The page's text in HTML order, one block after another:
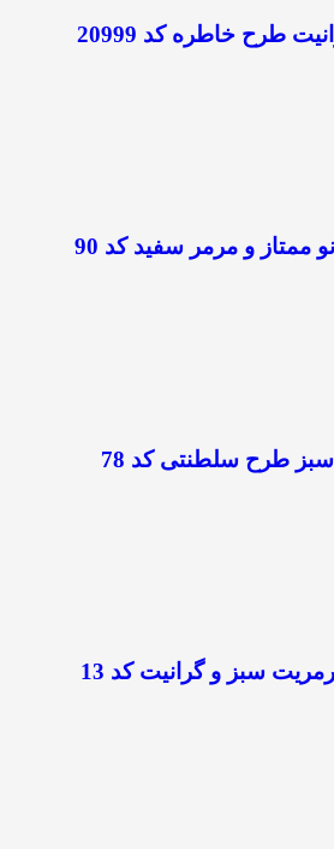
طرح خاطره کد 20999
ممتاز و مرمر سفید کد 90
طرح سلطنتی کد 78
سبز و گرانیت کد 13